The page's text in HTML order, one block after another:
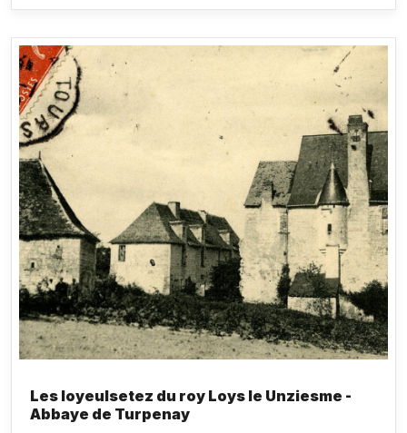
Les Ioyeulsetez du roy Loys le Unziesme -
Abbaye de Turpenay